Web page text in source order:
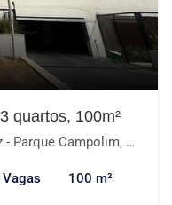
quartos, 100m²
Campolim, Sorocaba-SP
100 m²